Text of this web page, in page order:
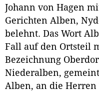
Johann von Hagen
Gerichten Alben,
belehnt. Das Wort
Fall auf den Ortsteil
Bezeichnung
Niederalben,
Alben, an die Herren